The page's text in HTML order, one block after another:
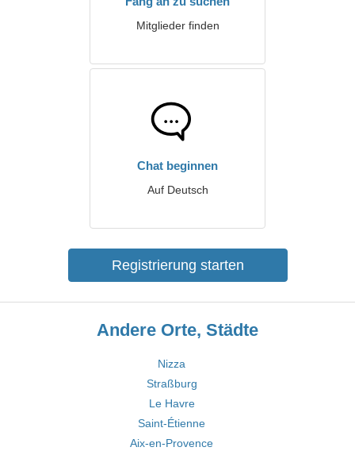
Mitglieder finden
Chat beginnen
Auf Deutsch
Registrierung starten
Andere Orte, Städte
Nizza
Straßburg
Le Havre
Saint-Étienne
Aix-en-Provence